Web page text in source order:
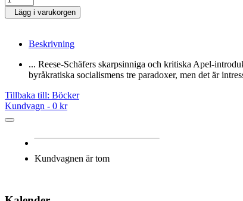
Lägg i varukorgen
Beskrivning
... Reese-Schäfers skarpsinniga och kritiska Apel-
byråkratiska socialismens tre paradoxer, men det är
Tillbaka till: Böcker
Kundvagn - 0 kr
Kundvagnen är tom